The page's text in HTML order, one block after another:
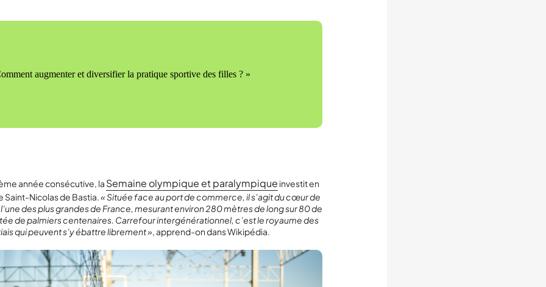
augmenter et diversifier la pratique sportive des filles ? »
année consécutive, la Semaine olympique et paralympique investit en
Saint-Nicolas de Bastia.« Située face au port de commerce, il s’agit du cœur de
l’une des plus grandes de France, mesurant environ 280 mètres de long sur 80 de
de palmiers centenaires. Carrefour intergénérationnel, c’est le royaume des
qui peuvent s’y ébattre librement », apprend-on dans Wikipédia.